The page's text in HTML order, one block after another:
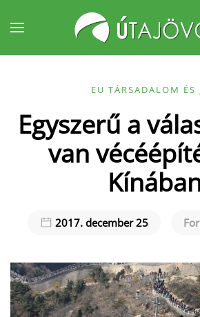
Fő tartalom átugrása
EU TÁRSADALOM ÉS
Egyszerű a
van
2017. december 25